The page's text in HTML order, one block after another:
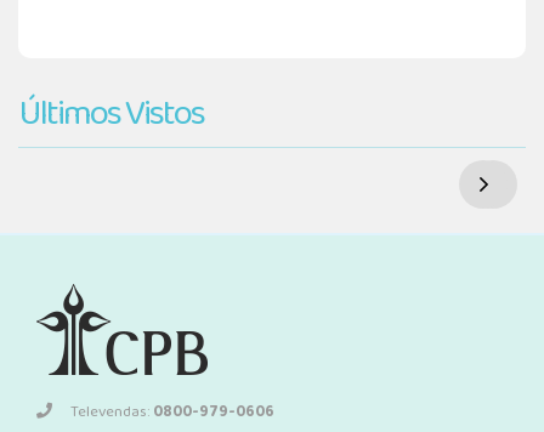
Últimos Vistos
Televendas:0800-979-0606